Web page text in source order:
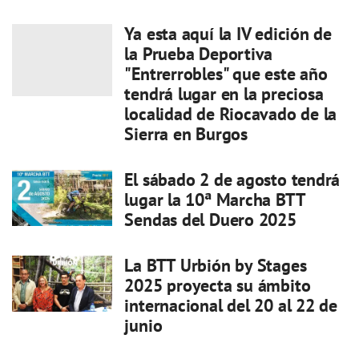
Ya esta aquí la IV edición de
la Prueba Deportiva
"Entrerrobles" que este año
tendrá lugar en la preciosa
localidad de Riocavado de la
Sierra en Burgos
El sábado 2 de agosto tendrá
lugar la 10ª Marcha BTT
Sendas del Duero 2025
La BTT Urbión by Stages
2025 proyecta su ámbito
internacional del 20 al 22 de
junio